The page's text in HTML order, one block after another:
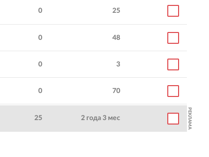
0 25
0 48
0 3
0 70
25 2 года 3 мес РЕКЛАМА